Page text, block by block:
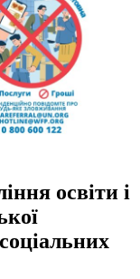
освіти і